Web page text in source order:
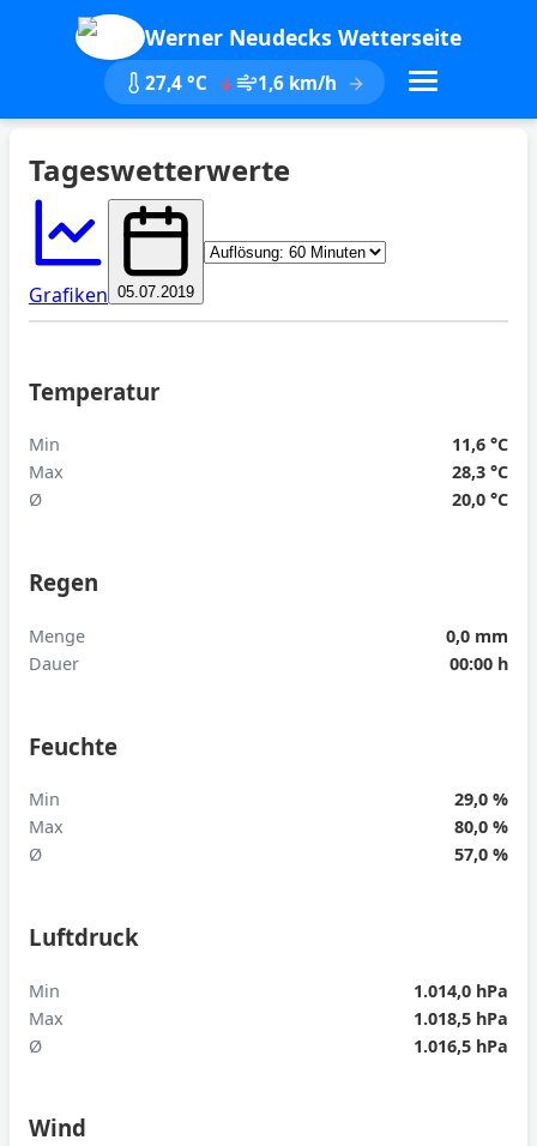
Werner Neudecks Wetterseite
27,4 °C 1,6 km/h
Tageswetterwerte
Grafiken 05.07.2019
Aktualisieren
Temperatur
Min
11,6 °C
Max
28,3 °C
Ø
20,0 °C
Regen
Menge
0,0 mm
Dauer
00:00 h
Feuchte
Min
29,0 %
Max
80,0 %
Ø
57,0 %
Luftdruck
Min
1.014,0 hPa
Max
1.018,5 hPa
Ø
1.016,5 hPa
Wind